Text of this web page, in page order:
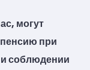
могут
при
соблюдении